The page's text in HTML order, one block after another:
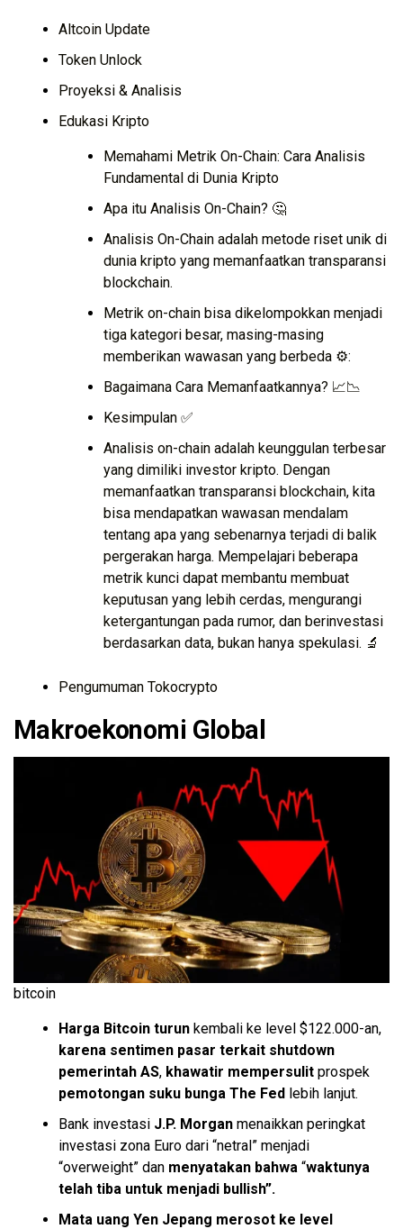
Altcoin Update
Token Unlock
Proyeksi & Analisis
Edukasi Kripto
Memahami Metrik On-Chain: Cara Analisis
Fundamental di Dunia Kripto
Apa itu Analisis On-Chain? 🤔
Analisis On-Chain adalah metode riset unik di
dunia kripto yang memanfaatkan transparansi
blockchain.
Metrik on-chain bisa dikelompokkan menjadi
tiga kategori besar, masing-masing
memberikan wawasan yang berbeda ⚙️:
Bagaimana Cara Memanfaatkannya? 📈📉
Kesimpulan ✅
Analisis on-chain adalah keunggulan terbesar
yang dimiliki investor kripto. Dengan
memanfaatkan transparansi blockchain, kita
bisa mendapatkan wawasan mendalam
tentang apa yang sebenarnya terjadi di balik
pergerakan harga. Mempelajari beberapa
metrik kunci dapat membantu membuat
keputusan yang lebih cerdas, mengurangi
ketergantungan pada rumor, dan berinvestasi
berdasarkan data, bukan hanya spekulasi. 🔬
Pengumuman Tokocrypto
Makroekonomi Global
bitcoin
Harga Bitcoin turun kembali ke level $122.000-an,
karena sentimen pasar terkait shutdown
pemerintah AS, khawatir mempersulit prospek
pemotongan suku bunga The Fed lebih lanjut.
Bank investasi J.P. Morgan menaikkan peringkat
investasi zona Euro dari “netral” menjadi
“overweight” dan menyatakan bahwa “waktunya
telah tiba untuk menjadi bullish”.
Mata uang Yen Jepang merosot ke level